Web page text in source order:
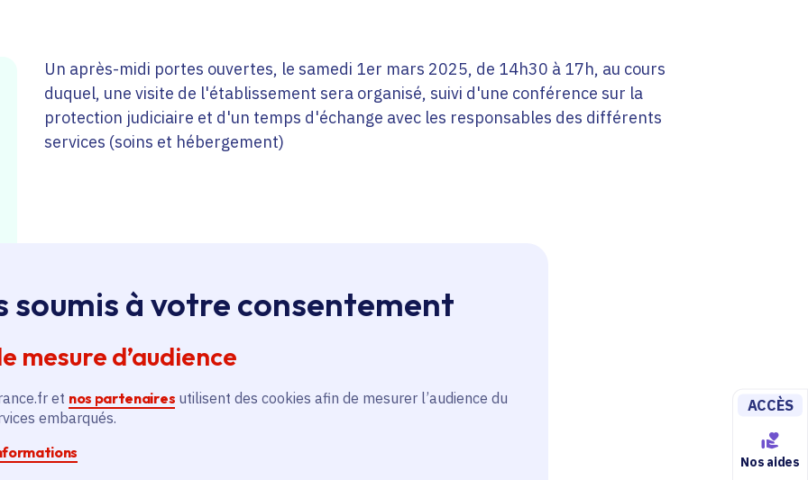
soumis à votre consentement
mesure d’audience
et nos partenaires utilisent des cookies afin de mesurer l’audience du
embarqués.
ACCÈS
Nos aides
Un après-midi portes ouvertes, le samedi 1er mars 2025, de 14h30 à 17h, au cours
duquel, une visite de l'établissement sera organisé, suivi d'une conférence sur la
protection judiciaire et d'un temps d'échange avec les responsables des différents
services (soins et hébergement)